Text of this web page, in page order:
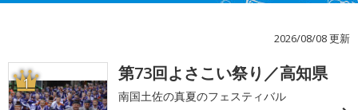
2026/08/08 更新
1 第73回よさこい祭り／高知県
南国土佐の真夏のフェスティバル